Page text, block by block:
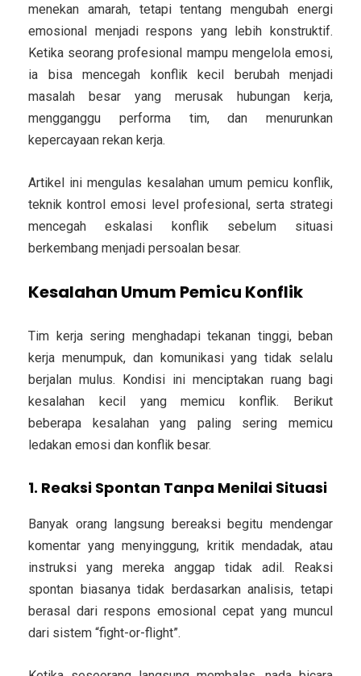
menekan amarah, tetapi tentang mengubah energi
emosional menjadi respons yang lebih konstruktif.
Ketika seorang profesional mampu mengelola emosi,
ia bisa mencegah konflik kecil berubah menjadi
masalah besar yang merusak hubungan kerja,
mengganggu performa tim, dan menurunkan
kepercayaan rekan kerja.
Artikel ini mengulas kesalahan umum pemicu konflik,
teknik kontrol emosi level profesional, serta strategi
mencegah eskalasi konflik sebelum situasi
berkembang menjadi persoalan besar.
Kesalahan Umum Pemicu Konflik
Tim kerja sering menghadapi tekanan tinggi, beban
kerja menumpuk, dan komunikasi yang tidak selalu
berjalan mulus. Kondisi ini menciptakan ruang bagi
kesalahan kecil yang memicu konflik. Berikut
beberapa kesalahan yang paling sering memicu
ledakan emosi dan konflik besar.
1. Reaksi Spontan Tanpa Menilai Situasi
Banyak orang langsung bereaksi begitu mendengar
komentar yang menyinggung, kritik mendadak, atau
instruksi yang mereka anggap tidak adil. Reaksi
spontan biasanya tidak berdasarkan analisis, tetapi
berasal dari respons emosional cepat yang muncul
dari sistem “fight-or-flight”.